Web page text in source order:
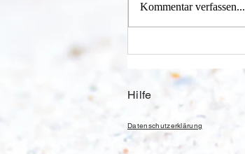
Kommentar verfassen...
Hilfe
Datenschutzerklärung